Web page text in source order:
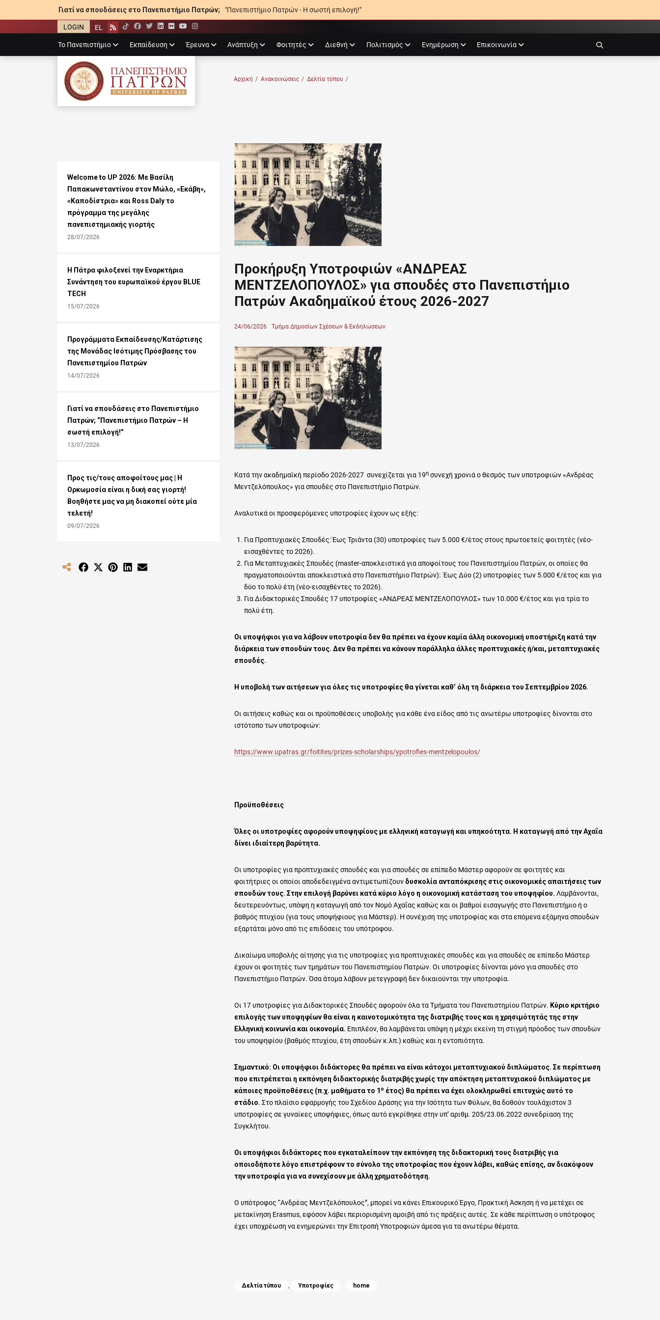
Γιατί να σπουδάσεις στο Πανεπιστήμιο Πατρών; "Πανεπιστήμιο Πατρών - Η σωστή επιλογή!"
LOGIN EL Rss Facebook
Twitter
LinkedIn
Flickr
YouTube
Instagram
menu
Το Πανεπιστήμιο Εκπαίδευση Έρευνα Ανάπτυξη Φοιτητές Διεθνή Πολιτισμός Ενημέρωση Επικοινωνία
ΠΑΝΕΠΙΣΤΉΜΙΟ ΠΑΤΡΏΝ
Αρχική / Ανακοινώσεις / Δελτία τύπου /
Προκήρυξη Υποτροφιών «ΑΝΔΡΕΑΣ
ΜΕΝΤΖΕΛΟΠΟΥΛΟΣ» για σπουδές στο Πανεπιστήμιο
Πατρών Ακαδημαϊκού έτους 2026-2027
Posted
24/06/2026 Author
Τμήμα Δημοσίων Σχέσεων & Εκδηλώσεων
Κατά την ακαδημαϊκή περίοδο 2026-2027 συνεχίζεται για 19η συνεχή χρονιά ο θεσμός των υποτροφιών «Ανδρέας
Μεντζελόπουλος» για σπουδές στο Πανεπιστήμιο Πατρών.
Αναλυτικά οι προσφερόμενες υποτροφίες έχουν ως εξής:
Για Προπτυχιακές Σπουδές: Έως Τριάντα (30) υποτροφίες των 5.000 €/έτος στους πρωτοετείς φοιτητές (νέο-
εισαχθέντες το 2026).
Για Μεταπτυχιακές Σπουδές (master-αποκλειστικά για αποφοίτους του Πανεπιστημίου Πατρών, οι οποίες θα
πραγματοποιούνται αποκλειστικά στο Πανεπιστήμιο Πατρών): Έως Δύο (2) υποτροφίες των 5.000 €/έτος και για
δύο το πολύ έτη (νέο-εισαχθέντες το 2026).
Για Διδακτορικές Σπουδές 17 υποτροφίες «ΑΝΔΡΕΑΣ ΜΕΝΤΖΕΛΟΠΟΥΛΟΣ» των 10.000 €/έτος και για τρία το
πολύ έτη.
Οι υποψήφιοι για να λάβουν υποτροφία δεν θα πρέπει να έχουν καμία άλλη οικονομική υποστήριξη κατά την
διάρκεια των σπουδών τους. Δεν θα πρέπει να κάνουν παράλληλα άλλες προπτυχιακές ή/και, μεταπτυχιακές
σπουδές.
Η υποβολή των αιτήσεων για όλες τις υποτροφίες θα γίνεται καθ’ όλη τη διάρκεια του Σεπτεμβρίου 2026.
Οι αιτήσεις καθώς και οι προϋποθέσεις υποβολής για κάθε ένα είδος από τις ανωτέρω υποτροφίες δίνονται στο
ιστότοπο των υποτροφιών:
https://www.upatras.gr/foitites/prizes-scholarships/ypotrofies-mentzelopoulos/
Προϋποθέσεις
Όλες οι υποτροφίες αφορούν υποψηφίους με ελληνική καταγωγή και υπηκοότητα. Η καταγωγή από την Αχαΐα
δίνει ιδιαίτερη βαρύτητα.
Οι υποτροφίες για προπτυχιακές σπουδές και για σπουδές σε επίπεδο Μάστερ αφορούν σε φοιτητές και
φοιτήτριες οι οποίοι αποδεδειγμένα αντιμετωπίζουν δυσκολία ανταπόκρισης στις οικονομικές απαιτήσεις των
σπουδών τους. Στην επιλογή βαρύνει κατά κύριο λόγο η οικονομική κατάσταση του υποψηφίου. Λαμβάνονται,
δευτερευόντως, υπόψη η καταγωγή από τον Νομό Αχαΐας καθώς και οι βαθμοί εισαγωγής στο Πανεπιστήμιο ή ο
βαθμός πτυχίου (για τους υποψήφιους για Μάστερ). Η συνέχιση της υποτροφίας και στα επόμενα εξάμηνα σπουδών
εξαρτάται μόνο από τις επιδόσεις του υπότροφου.
Δικαίωμα υποβολής αίτησης για τις υποτροφίες για προπτυχιακές σπουδές και για σπουδές σε επίπεδο Μάστερ
έχουν οι φοιτητές των τμημάτων του Πανεπιστημίου Πατρών. Οι υποτροφίες δίνονται μόνο για σπουδές στο
Πανεπιστήμιο Πατρών. Όσα άτομα λάβουν μετεγγραφή δεν δικαιούνται την υποτροφία.
Οι 17 υποτροφίες για Διδακτορικές Σπουδές αφορούν όλα τα Τμήματα του Πανεπιστημίου Πατρών. Κύριο κριτήριο
επιλογής των υποψηφίων θα είναι η καινοτομικότητα της διατριβής τους και η χρησιμότητάς της στην
Ελληνική κοινωνία και οικονομία. Επιπλέον, θα λαμβάνεται υπόψη η μέχρι εκείνη τη στιγμή πρόοδος των σπουδών
του υποψηφίου (βαθμός πτυχίου, έτη σπουδών κ.λπ.) καθώς και η εντοπιότητα.
Σημαντικό: Οι υποψήφιοι διδάκτορες θα πρέπει να είναι κάτοχοι μεταπτυχιακού διπλώματος. Σε περίπτωση
που επιτρέπεται η εκπόνηση διδακτορικής διατριβής χωρίς την απόκτηση μεταπτυχιακού διπλώματος με
κάποιες προϋποθέσεις (π.χ. μαθήματα το 1ο έτος) θα πρέπει να έχει ολοκληρωθεί επιτυχώς αυτό το
στάδιο. Στο πλαίσιο εφαρμογής του Σχεδίου Δράσης για την Ισότητα των Φύλων, θα δοθούν τουλάχιστον 3
υποτροφίες σε γυναίκες υποψήφιες, όπως αυτό εγκρίθηκε στην υπ’ αριθμ. 205/23.06.2022 συνεδρίαση της
Συγκλήτου.
Οι υποψήφιοι διδάκτορες που εγκαταλείπουν την εκπόνηση της διδακτορική τους διατριβής για
οποιοδήποτε λόγο επιστρέφουν το σύνολο της υποτροφίας που έχουν λάβει, καθώς επίσης, αν διακόψουν
την υποτροφία για να συνεχίσουν με άλλη χρηματοδότηση.
Ο υπότροφος “Ανδρέας Μεντζελόπουλος”, μπορεί να κάνει Επικουρικό Έργο, Πρακτική Άσκηση ή να μετέχει σε
μετακίνηση Erasmus, εφόσον λάβει περιορισμένη αμοιβή από τις πράξεις αυτές. Σε κάθε περίπτωση ο υπότροφος
έχει υποχρέωση να ενημερώνει την Επιτροπή Υποτροφιών άμεσα για τα ανωτέρω θέματα.
Categories
Δελτία τύπου , Υποτροφίες Tagshome
Welcome to UP 2026: Με Βασίλη
Παπακωνσταντίνου στον Μώλο, «Εκάβη»,
«Καποδίστρια» και Ross Daly το
πρόγραμμα της μεγάλης
πανεπιστημιακής γιορτής
28/07/2026
Η Πάτρα φιλοξενεί την Εναρκτήρια
Συνάντηση του ευρωπαϊκού έργου BLUE
TECH
15/07/2026
Προγράμματα Εκπαίδευσης/Κατάρτισης
της Μονάδας Ισότιμης Πρόσβασης του
Πανεπιστημίου Πατρών
14/07/2026
Γιατί να σπουδάσεις στο Πανεπιστήμιο
Πατρών; “Πανεπιστήμιο Πατρών – Η
σωστή επιλογή!”
13/07/2026
Προς τις/τους αποφοίτους μας | Η
Ορκωμοσία είναι η δική σας γιορτή!
Βοηθήστε μας να μη διακοπεί ούτε μία
τελετή!
09/07/2026
Share Share Share Share